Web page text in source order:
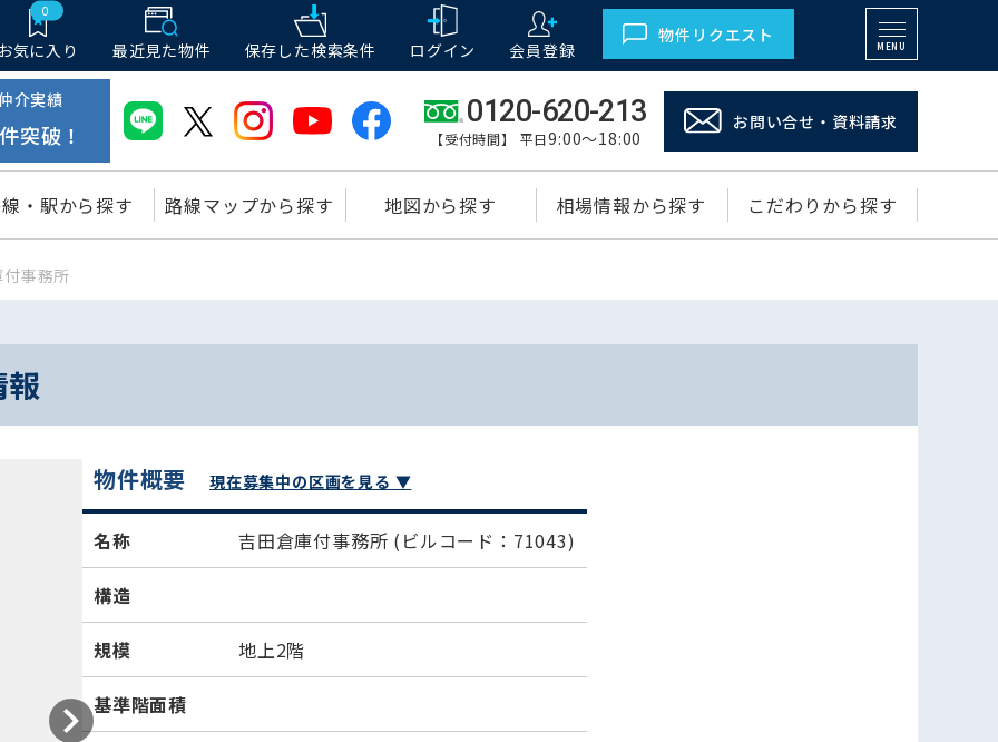
0
気に入り 最近見た物件 保存した検索条件 ログイン 会員登録
物件リクエスト
MENU
介実績
件突破！
0120-620-213
【受付時間】 平日9:00～18:00
お問い合せ・資料請求
・駅から探す 路線マップから探す 地図から探す 相場情報から探す こだわりから探す
事務所
物件概要 現在募集中の区画を見る ▼
名称 吉田倉庫付事務所 (ビルコード：71043)
構造
規模 地上2階
基準階面積